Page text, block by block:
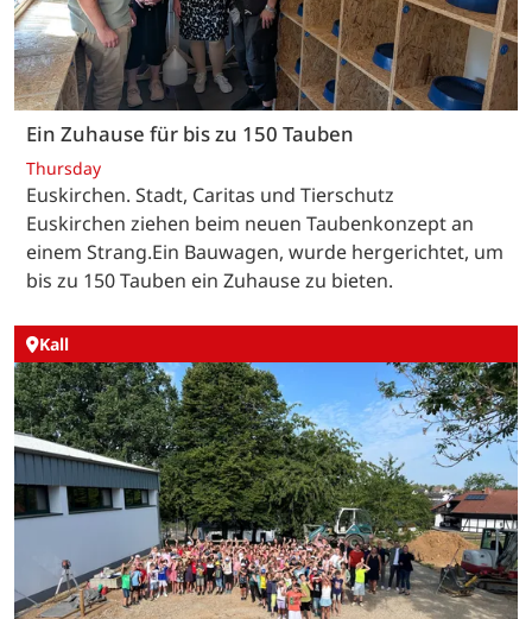
Ein Zuhause für bis zu 150 Tauben
Thursday
Euskirchen. Stadt, Caritas und Tierschutz
Euskirchen ziehen beim neuen Taubenkonzept an
einem Strang.Ein Bauwagen, wurde hergerichtet, um
bis zu 150 Tauben ein Zuhause zu bieten.
Kall